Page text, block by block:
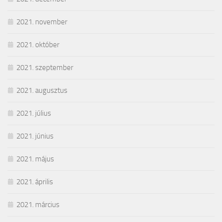
2021. november
2021. október
2021. szeptember
2021. augusztus
2021. július
2021. június
2021. május
2021. április
2021. március